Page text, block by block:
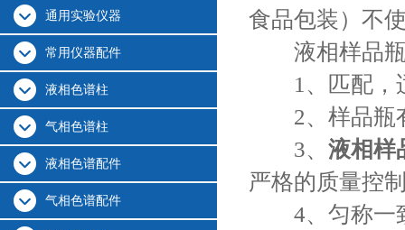
通用实验仪器
常用仪器配件
液相色谱柱
气相色谱柱
液相色谱配件
气相色谱配件
食品包装）不
液相样品瓶
1、匹配，适
2、样品瓶有
3、 液相样
严格的质量控
4、匀称一致